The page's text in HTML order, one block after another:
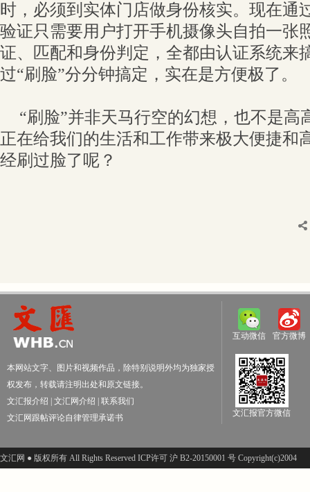
时，必须到实体门店做身份核实。现在通
验证只需要用户打开手机摄像头自拍一张
证、匹配和身份判定，全都由认证系统来
过“刷脸”分分钟搞定，实在是方便极了。
“刷脸”并非天马行空的幻想，也不是高
正在给我们的生活和工作带来极大便捷和
经刷过脸了呢？
本网站文字、图片和视频作品，除特别说明外均为独家授
权发布，转载请注明出处和原文链接。
文汇报介绍
文汇网介绍
联系我们
文汇网跟帖评论自律管理承诺书
互动微信 官方微博
文汇报官方微信
文汇网 ● 版权所有 All Rights Reserved ICP许可 沪 B2-20150001 号 Copyright(c)2004